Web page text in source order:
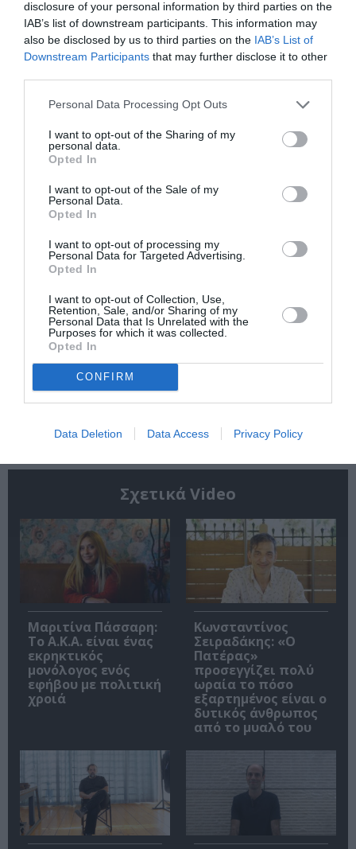
disclosure of your personal information by third parties on the
IAB’s list of downstream participants. This information may
also be disclosed by us to third parties on the IAB’s List of
Downstream Participants that may further disclose it to other
Personal Data Processing Opt Outs
I want to opt-out of the Sharing of my
personal data.
Opted In
I want to opt-out of the Sale of my
Personal Data.
Opted In
I want to opt-out of processing my
Personal Data for Targeted Advertising.
Opted In
I want to opt-out of Collection, Use,
Retention, Sale, and/or Sharing of my
Personal Data that Is Unrelated with the
Purposes for which it was collected.
Opted In
CONFIRM
Data Deletion Data Access Privacy Policy
Δείτε όλα τατελευταία νέαγια την Τέχνη και τον
Πολιτισμό στοCulturenow.gr
Tags
ΑΡΧΑΙΟ ΔΡΑΜΑ
ΚΑΛΟΚΑΙΡΙΝΑ ΦΕΣΤΙΒΑΛ
ΣΥΛΛΑΣ ΤΖΟΥΜΕΡΚΑΣ
ΦΕΣΤΙΒΑΛ ΑΘΗΝΩΝ ΚΑΙ ΕΠΙΔΑΥΡΟΥ
Newsletter
την Τέχνη και τον Πολιτισμό!
Ακολουθήστε το Culturenow.gr
Σχετικά Video
Μαριτίνα Πάσσαρη:
Το Α.Κ.Α. είναι ένας
εκρηκτικός
μονόλογος ενός
εφήβου με πολιτική
χροιά
Κωνσταντίνος
Σειραδάκης: «O
Πατέρας»
προσεγγίζει πολύ
ωραία το πόσο
εξαρτημένος είναι ο
δυτικός άνθρωπος
από το μυαλό του